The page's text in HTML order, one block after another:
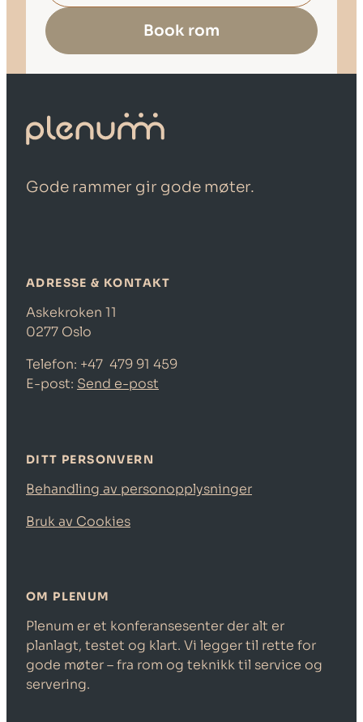
Book rom
Gode rammer gir gode møter.
ADRESSE & KONTAKT
Askekroken 11
0277 Oslo
Telefon: +47 479 91 459
E-post: Send e-post
DITT PERSONVERN
Behandling av personopplysninger
Bruk av Cookies
OM PLENUM
Plenum er et konferansesenter der alt er
planlagt, testet og klart. Vi legger til rette for
gode møter – fra rom og teknikk til service og
servering.